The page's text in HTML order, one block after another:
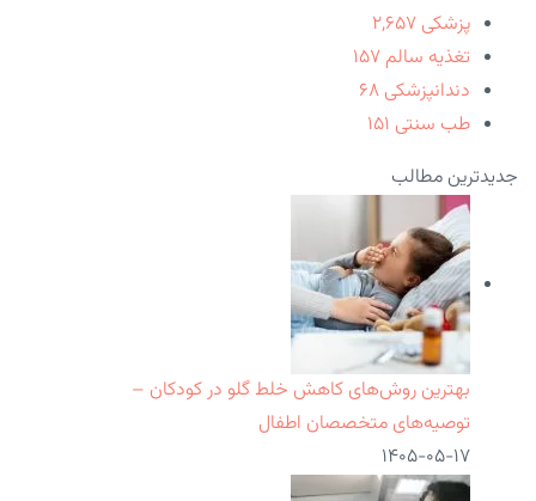
پزشکی ۲,۶۵۷
تغذیه سالم ۱۵۷
دندانپزشکی ۶۸
طب سنتی ۱۵۱
جدیدترین مطالب
بهترین روش‌های کاهش خلط گلو در کودکان –
توصیه‌های متخصصان اطفال
۱۴۰۵-۰۵-۱۷